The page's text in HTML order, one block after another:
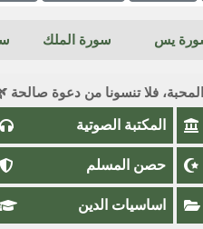
يس سورة الملك
فلا تنسونا من دعوة صالحة
المكتبة الصوتية
حصن المسلم
اساسيات الدين